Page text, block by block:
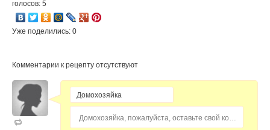
голосов: 5
Уже поделились: 0
Комментарии к рецепту отсутствуют
Домохозяйка, пожалуйста, оставьте свой комментарий...